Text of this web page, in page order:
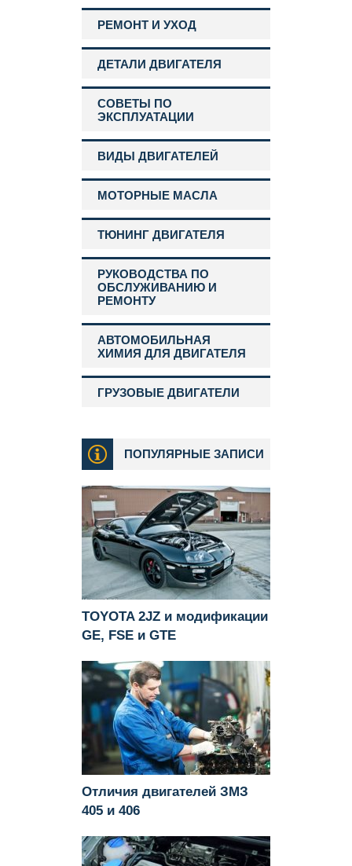
РЕМОНТ И УХОД
ДЕТАЛИ ДВИГАТЕЛЯ
СОВЕТЫ ПО
ЭКСПЛУАТАЦИИ
ВИДЫ ДВИГАТЕЛЕЙ
МОТОРНЫЕ МАСЛА
ТЮНИНГ ДВИГАТЕЛЯ
РУКОВОДСТВА ПО
ОБСЛУЖИВАНИЮ И
РЕМОНТУ
АВТОМОБИЛЬНАЯ
ХИМИЯ ДЛЯ ДВИГАТЕЛЯ
ГРУЗОВЫЕ ДВИГАТЕЛИ
ПОПУЛЯРНЫЕ ЗАПИСИ
TOYOTA 2JZ и модификации
GE, FSE и GTE
Отличия двигателей ЗМЗ
405 и 406